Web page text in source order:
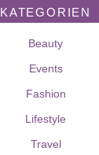
KATEGORIEN
Beauty
Events
Fashion
Lifestyle
Travel